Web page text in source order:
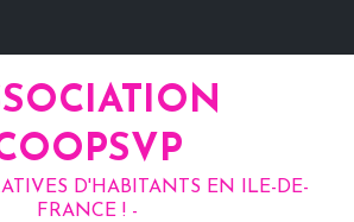
D'HABITANTS EN ILE-DE-
FRANCE ! -